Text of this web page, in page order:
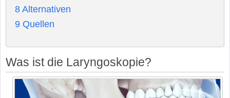
8 Alternativen
9 Quellen
Was ist die Laryngoskopie?